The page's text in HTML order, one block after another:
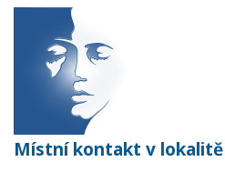
Místní kontakt v